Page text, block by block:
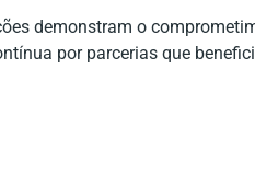
demonstram o
por parcerias que